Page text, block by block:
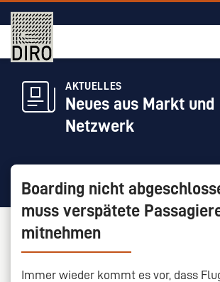
AKTUELLES
Neues aus Markt und
Netzwerk
Boarding nicht
muss verspätete
mitnehmen
Immer wieder kommt es vor, dass